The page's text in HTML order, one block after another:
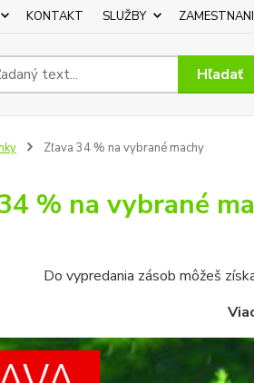
KONTAKT SLUŽBY
Hľadať
Zľava 34 % na vybrané machy
% na vybrané
Do vypredania zásob môžeš